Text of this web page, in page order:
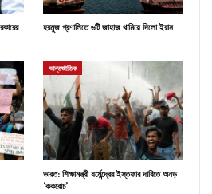
হরমুজ প্রণালিতে ৬টি জাহাজ থামিয়ে দিলো ইরান
আন্তর্জাতিক
ভারত: শিক্ষামন্ত্রী ধর্মেন্দ্রের ইস্তফার দাবিতে অনড়
‘ককরোচ’